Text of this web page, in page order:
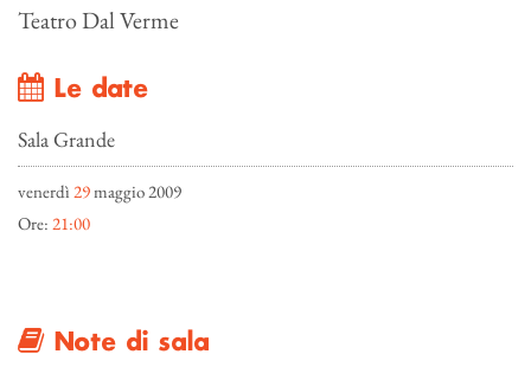
Teatro Dal Verme
Le date
Sala Grande
venerdì 29maggio 2009
Ore: 21:00
Note di sala